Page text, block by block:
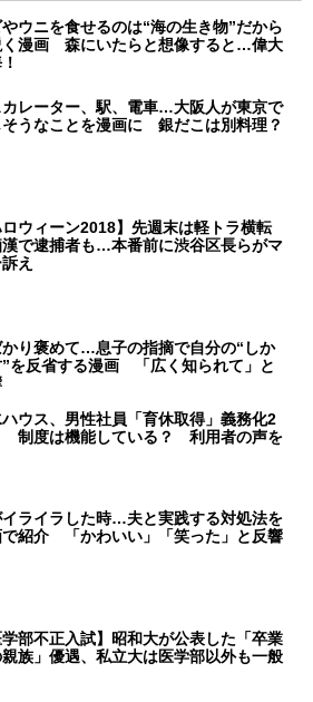
ウニを食せるのは“海の生き物”だから
く漫画 森にいたらと想像すると…偉大
カレーター、駅、電車…大阪人が東京で
そうなことを漫画に 銀だこは別料理？
ロウィーン2018】先週末は軽トラ横転
漢で逮捕者も…本番前に渋谷区長らがマ
え
かり褒めて…息子の指摘で自分の“しか
”を反省する漫画 「広く知られて」と
ウス、男性社員「育休取得」義務化2
制度は機能している？ 利用者の声を
イライラした時…夫と実践する対処法を
で紹介 「かわいい」「笑った」と反響
学部不正入試】昭和大が公表した「卒業
族」優遇、私立大は医学部以外も一般